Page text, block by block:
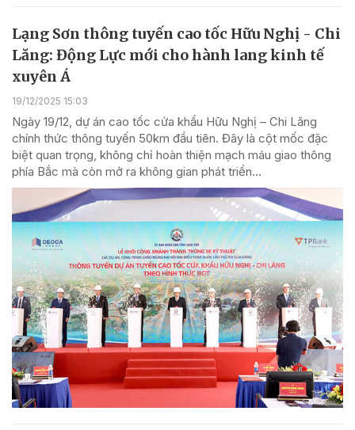
Lạng Sơn thông tuyến cao tốc Hữu Nghị - Chi
Lăng: Động Lực mới cho hành lang kinh tế
xuyên Á
19/12/2025 15:03
Ngày 19/12, dự án cao tốc cửa khẩu Hữu Nghị – Chi Lăng
chính thức thông tuyến 50km đầu tiên. Đây là cột mốc đặc
biệt quan trọng, không chỉ hoàn thiện mạch máu giao thông
phía Bắc mà còn mở ra không gian phát triển...